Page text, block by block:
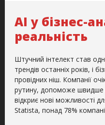
AI у бізнес-
реальність
Штучний інтелект став
трендів останніх років, і
провідних ніш. Компанії
рутину, допоможе швидше
відкриє нові можливості
Statista, понад 78%